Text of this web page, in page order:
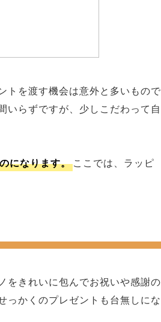
トを渡す機会は意外と多いもので
いらずですが、少しこだわって自
になります。 ここでは、ラッピ
をきれいに包んでお祝いや感謝の
っかくのプレゼントも台無しにな